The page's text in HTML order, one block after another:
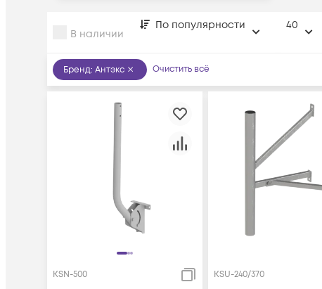
В наличии
По популярности 40
Бренд: Антэкс Очистить всё
KSN-500 KSU-240/370